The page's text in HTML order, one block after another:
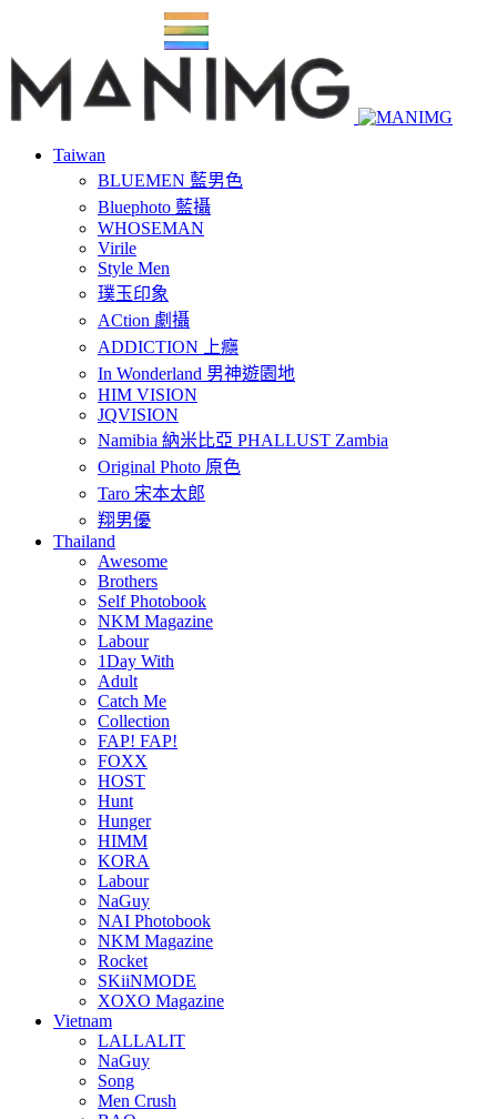
Taiwan
BLUEMEN 藍男色
Bluephoto 藍攝
WHOSEMAN
Virile
Style Men
璞玉印象
ACtion 劇攝
ADDICTION 上癮
In Wonderland 男神遊園地
HIM VISION
JQVISION
Namibia 納米比亞 PHALLUST Zambia
Original Photo 原色
Taro 宋本太郎
翔男優
Thailand
Awesome
Brothers
Self Photobook
NKM Magazine
Labour
1Day With
Adult
Catch Me
Collection
FAP! FAP!
FOXX
HOST
Hunt
Hunger
HIMM
KORA
Labour
NaGuy
NAI Photobook
NKM Magazine
Rocket
SKiiNMODE
XOXO Magazine
Vietnam
LALLALIT
NaGuy
Song
Men Crush